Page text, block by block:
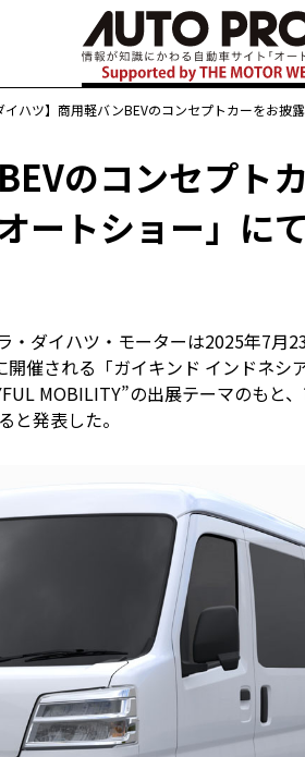
イハツ】商用軽バンBEVのコンセプトカーをお披
のコンセプト
ートショー」にて
ダイハツ・モーターは2025年7月
催される「ガイキンド インドネシ
MOBILITY”の出展テーマのもと
と発表した。